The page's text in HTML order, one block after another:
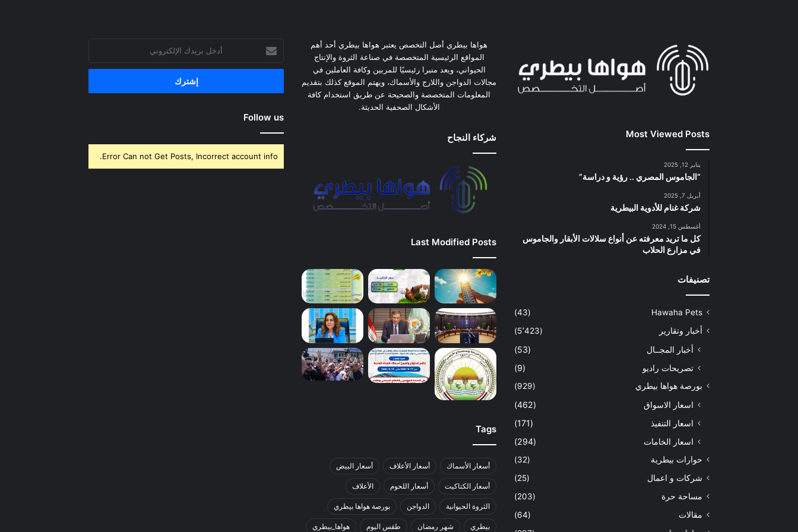
Most Viewed Posts
يناير 12, 2025
“الجاموس المصري .. رؤية و دراسة”
أبريل 7, 2025
شركة غنام للأدوية البيطرية
أغسطس 15, 2024
كل ما تريد معرفته عن أنواع سلالات الأبقار والجاموس
في مزارع الحلاب
تصنيفات
Hawaha Pets
(43)
أخبار وتقارير
(5٬423)
أخبار المجــال
(53)
تصريحات راديو
(9)
بورصة هواها بيطري (929)
اسعار الاسواق
(462)
اسعار التنفيذ
(171)
اسعار الخامات
(294)
حوارات بيطرية
(32)
شركات و اعمال
(25)
مساحة حرة
(203)
مقالات
(64)
هواها بيطري أصل التخصص يعتبر هواها بيطري أحد أهم
المواقع الرئيسية المتخصصة في صناعة الثروة والإنتاج
الحيواني، ويعد منبرا رئيسيًا للمربين وكافة العاملين في
مجالات الدواجن واللارج والأسماك، ويهتم الموقع كذلك بتقديم
المعلومات المتخصصة والصحيحة عن طريق استخدام كافة
الأشكال الصحفية الحديثة.
شركاء النجاح
Last Modified Posts
Tags
أسعار الأسماك أسعار الأعلاف أسعار البيض
أسعار الكتاكيت أسعار اللحوم الأعلاف
الثروة الحيوانية الدواجن بورصة هواها بيطري
بيطري شهر رمضان طقس اليوم هواها_بيطري
بريدك
الإلكتروني
Follow us
Error Can not Get Posts, Incorrect account info.